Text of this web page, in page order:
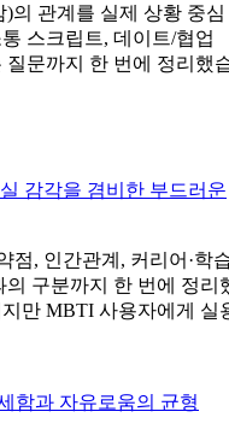
)의 관계를 실제 상황 중심
스크립트, 데이트/협업
질문까지 한 번에 정리했
감각을 겸비한 부드러운
점, 인간관계, 커리어·학
구분까지 한 번에 정리
만 MBTI 사용자에게 실
함과 자유로움의 균형